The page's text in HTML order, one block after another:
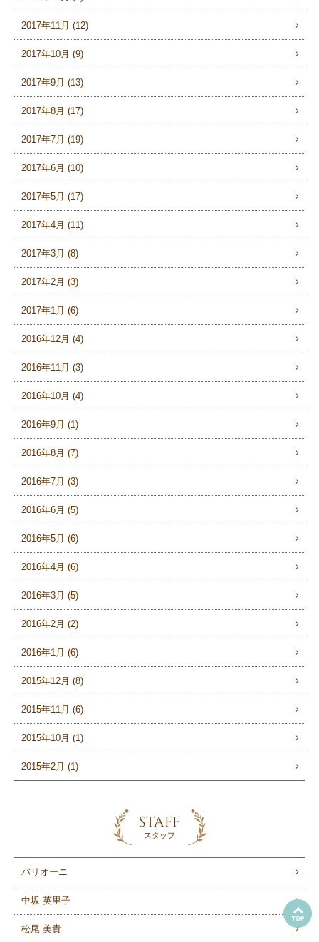
2017年11月 (12)
2017年10月 (9)
2017年9月 (13)
2017年8月 (17)
2017年7月 (19)
2017年6月 (10)
2017年5月 (17)
2017年4月 (11)
2017年3月 (8)
2017年2月 (3)
2017年1月 (6)
2016年12月 (4)
2016年11月 (3)
2016年10月 (4)
2016年9月 (1)
2016年8月 (7)
2016年7月 (3)
2016年6月 (5)
2016年5月 (6)
2016年4月 (6)
2016年3月 (5)
2016年2月 (2)
2016年1月 (6)
2015年12月 (8)
2015年11月 (6)
2015年10月 (1)
2015年2月 (1)
STAFF
スタッフ
バリオーニ
中坂 英里子
松尾 美貴